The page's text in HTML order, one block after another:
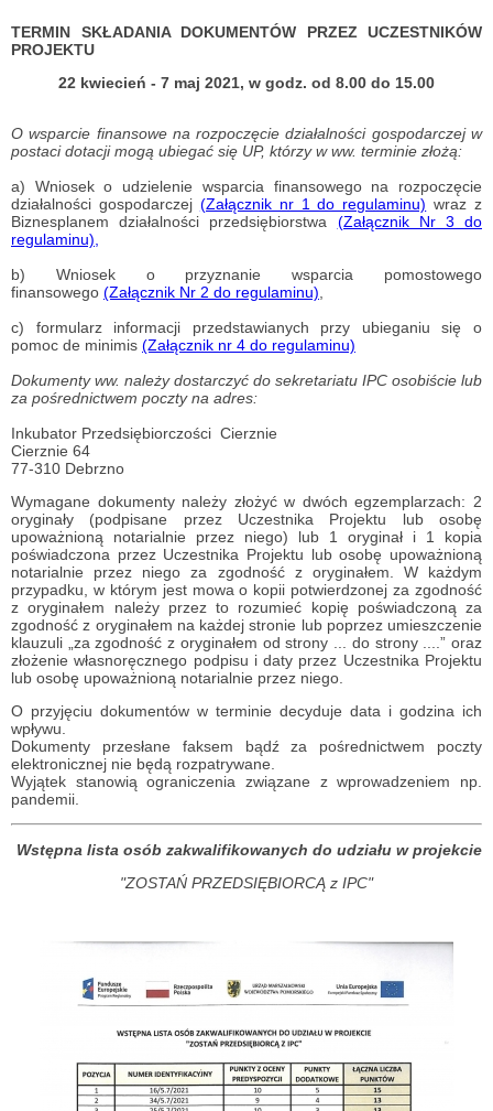
TERMIN SKŁADANIA DOKUMENTÓW PRZEZ UCZESTNIKÓW
PROJEKTU
22 kwiecień - 7 maj 2021, w godz. od 8.00 do 15.00
O wsparcie finansowe na rozpoczęcie działalności gospodarczej w
postaci dotacji mogą ubiegać się UP, którzy w ww. terminie złożą:
a) Wniosek o udzielenie wsparcia finansowego na rozpoczęcie
działalności gospodarczej (Załącznik nr 1 do regulaminu) wraz z
Biznesplanem działalności przedsiębiorstwa (Załącznik Nr 3 do
regulaminu),
b) Wniosek o przyznanie wsparcia pomostowego
finansowego (Załącznik Nr 2 do regulaminu)
c) formularz informacji przedstawianych przy ubieganiu się o
pomoc de minimis (Załącznik nr 4 do regulaminu)
Dokumenty ww. należy dostarczyć do sekretariatu IPC osobiście lub
za pośrednictwem poczty na adres:
Inkubator Przedsiębiorczości Cierznie
Cierznie 64
77-310 Debrzno
Wymagane dokumenty należy złożyć w dwóch egzemplarzach: 2
oryginały (podpisane przez Uczestnika Projektu lub osobę
upoważnioną notarialnie przez niego) lub 1 oryginał i 1 kopia
poświadczona przez Uczestnika Projektu lub osobę upoważnioną
notarialnie przez niego za zgodność z oryginałem. W każdym
przypadku, w którym jest mowa o kopii potwierdzonej za zgodność
z oryginałem należy przez to rozumieć kopię poświadczoną za
zgodność z oryginałem na każdej stronie lub poprzez umieszczenie
klauzuli „za zgodność z oryginałem od strony ... do strony ....” oraz
złożenie własnoręcznego podpisu i daty przez Uczestnika Projektu
lub osobę upoważnioną notarialnie przez niego.
O przyjęciu dokumentów w terminie decyduje data i godzina ich
wpływu.
Dokumenty przesłane faksem bądź za pośrednictwem poczty
elektronicznej nie będą rozpatrywane.
Wyjątek stanowią ograniczenia związane z wprowadzeniem np.
pandemii.
Wstępna lista osób zakwalifikowanych do udziału w projekcie
"ZOSTAŃ PRZEDSIĘBIORCĄ z IPC"